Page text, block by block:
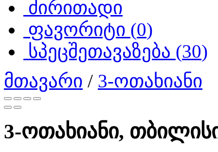
ძირითადი
ფავორიტი (0)
სპეცშეთავაზება (30)
მთავარი / 3-ოთახიანი
3-ოთახიანი,